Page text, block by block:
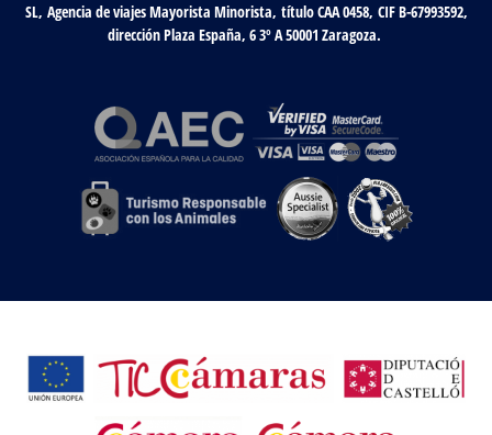
SL, Agencia de viajes Mayorista Minorista, título CAA 0458, CIF B-67993592,
dirección Plaza España, 6 3º A 50001 Zaragoza.